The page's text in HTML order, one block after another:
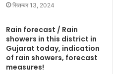
सितम्बर 13, 2024
Rain forecast / Rain
showers in this district in
Gujarat today, indication
of rain showers, forecast
measures!